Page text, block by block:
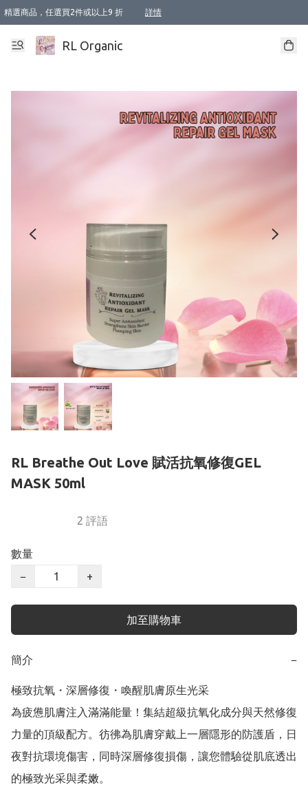
精選商品，任選買2件或以上9 折 詳情
XI周年優惠【新品自由選2件88折/3件85折】
XI周年優惠【Chakra 脈輪平衡自由選2件9折/3件85折/5件8折】
Florame 肌底自由選 2支9折 3支85折
XI周年優惠【蟲蟲退散 · 防衛結界﹞系列2件9折】
Sunki 任選2件95折
BIOFFICINA TOSCANA 任選2支9折 3支85折
Lamav 任選1件9折 2件85折
Mukti Organics 指定產品任選1件9折, 2件88折 3件85折
Intelligent Nutrients Skincare 任選2件9折
deodorant 任選2件88折
化妝品 任選2件95折
XI周年優惠【身心靈單品 任選2件9折/3件85折/5件8折】
XI周年優惠 【精油/香水 任選2件9折/3件85折/5件8折】
XI周年優惠【「關節到肌膚」全效養護 BODY OIL 組2件88折/3件85折】
XI周年優惠【夏日有機物理防曬套裝2件88折】
XI周年優惠【夏日潔面隨意選2件88折/3件85折】
XI周年優惠【逆齡奇蹟抗氧 11 自由選2件88折/3件85折/4件或以上8折】
新會員首次購物即享全單 95 折優惠！
成為VIP / VVIP 可享有生日月現金扣減獎賞優惠 !! 記得去賬户資料填上生日日期啦 !
選用順豐速運，滿$500 免運費
本地速遞 京東 送住宅/ 工商地址 $400 免運費
澳門訂單選用順豐速運，滿$800 免運費
RL Organic
RL Breathe Out Love 賦活抗氧修復GEL
MASK 50ml
2 評語
數量
−
+
加至購物車
簡介 −
極致抗氧・深層修復・喚醒肌膚原生光采
為疲憊肌膚注入滿滿能量！集結超級抗氧化成分與天然修復
力量的頂級配方。彷彿為肌膚穿戴上一層隱形的防護盾，日
夜對抗環境傷害，同時深層修復損傷，讓您體驗從肌底透出
的極致光采與柔嫩。